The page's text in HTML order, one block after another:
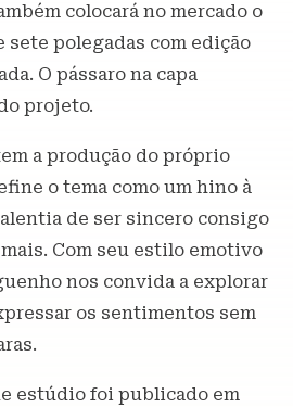
colocará no mercado o
polegadas com edição
O pássaro na capa
projeto.
a produção do próprio
o tema como um hino à
de ser sincero consigo
Com seu estilo emotivo
nos convida a explorar
os sentimentos sem
estúdio foi publicado em